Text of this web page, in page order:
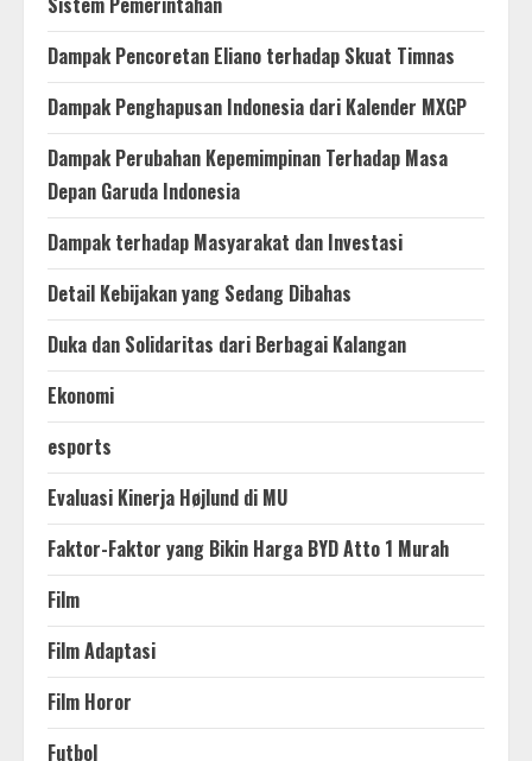
Dampak Pencoretan Eliano terhadap Skuat Timnas
Dampak Penghapusan Indonesia dari Kalender MXGP
Dampak Perubahan Kepemimpinan Terhadap Masa
Depan Garuda Indonesia
Dampak terhadap Masyarakat dan Investasi
Detail Kebijakan yang Sedang Dibahas
Duka dan Solidaritas dari Berbagai Kalangan
Ekonomi
esports
Evaluasi Kinerja Højlund di MU
Faktor-Faktor yang Bikin Harga BYD Atto 1 Murah
Film
Film Adaptasi
Film Horor
Futbol